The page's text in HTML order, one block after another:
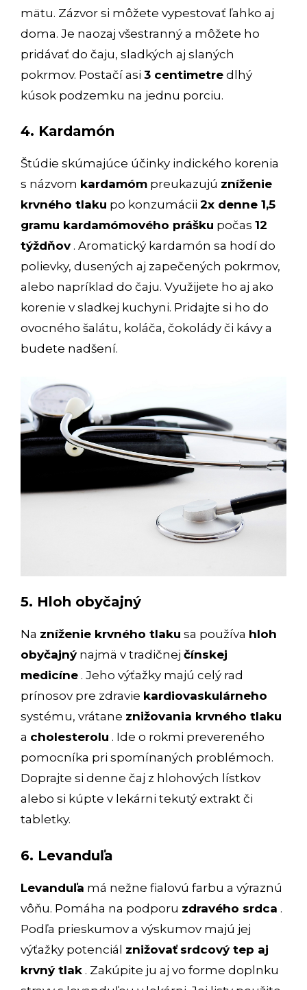
mätu. Zázvor si môžete vypestovať ľahko aj
doma. Je naozaj všestranný a môžete ho
pridávať do čaju, sladkých aj slaných
pokrmov. Postačí asi 3 centimetre dlhý
kúsok podzemku na jednu porciu.
4. Kardamón
Štúdie skúmajúce účinky indického korenia
s názvom kardamóm preukazujú zníženie
krvného tlaku po konzumácii 2x denne 1,5
gramu kardamómového prášku počas 12
týždňov. Aromatický kardamón sa hodí do
polievky, dusených aj zapečených pokrmov,
alebo napríklad do čaju. Využijete ho aj ako
korenie v sladkej kuchyni. Pridajte si ho do
ovocného šalátu, koláča, čokolády či kávy a
budete nadšení.
5. Hloh obyčajný
Na zníženie krvného tlaku sa používa hloh
obyčajnýnajmä v tradičnej čínskej
medicíne . Jeho výťažky majú celý rad
prínosov pre zdravie kardiovaskulárneho
systému, vrátane znižovania krvného tlaku
a cholesterolu . Ide o rokmi prevereného
pomocníka pri spomínaných problémoch.
Doprajte si denne čaj z hlohových lístkov
alebo si kúpte v lekárni tekutý extrakt či
tabletky.
6. Levanduľa
Levanduľa má nežne fialovú farbu a výraznú
vôňu. Pomáha na podporu zdravého srdca .
Podľa prieskumov a výskumov majú jej
výťažky potenciál znižovať srdcový tep aj
krvný tlak . Zakúpite ju aj vo forme doplnku